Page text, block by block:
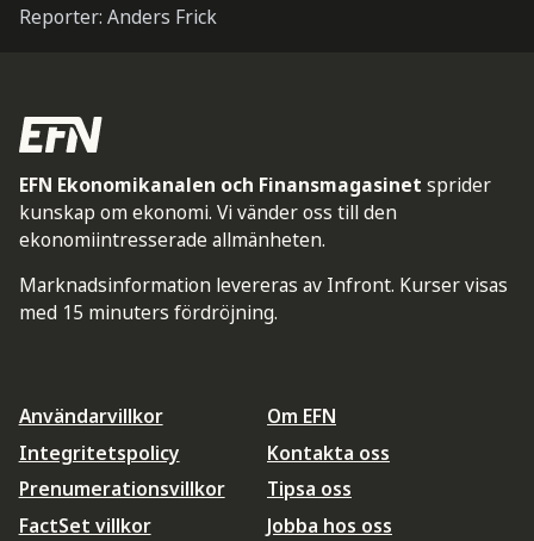
Reporter: Anders Frick
EFN Ekonomikanalen och Finansmagasinet sprider
kunskap om ekonomi. Vi vänder oss till den
ekonomiintresserade allmänheten.
Marknadsinformation levereras av Infront. Kurser visas
med 15 minuters fördröjning.
Användarvillkor
Integritetspolicy
Prenumerationsvillkor
FactSet villkor
Om EFN
Kontakta oss
Tipsa oss
Jobba hos oss